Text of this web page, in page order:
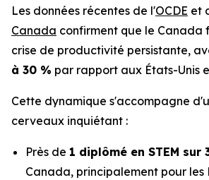
Les données récentes de l'OCDE et
Canada confirment que le Canada
crise de productivité persistante,
à 30 % par rapport aux États-Unis
Cette dynamique s'accompagne
cerveaux inquiétant :
Près de 1 diplômé en STEM sur
Canada, principalement pour les